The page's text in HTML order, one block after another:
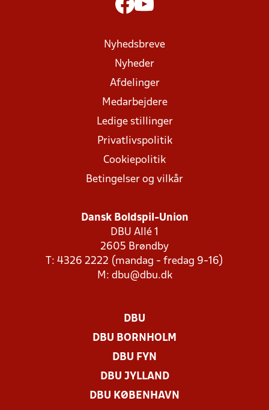
Nyhedsbreve
Nyheder
Afdelinger
Medarbejdere
Ledige stillinger
Privatlivspolitik
Cookiepolitik
Betingelser og vilkår
Dansk Boldspil-Union
DBU Allé 1
2605 Brøndby
T: 4326 2222 (mandag - fredag 9-16)
M: dbu@dbu.dk
DBU
DBU BORNHOLM
DBU FYN
DBU JYLLAND
DBU KØBENHAVN